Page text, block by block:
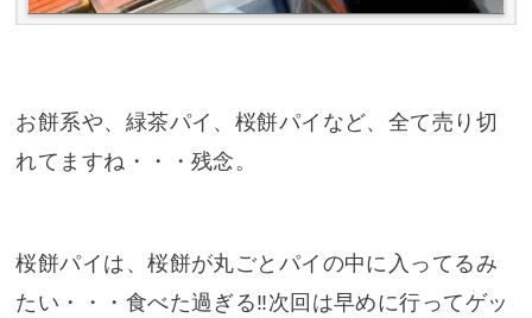
お餅系や、緑茶パイ、桜餅パイなど、全て売り切
れてますね・・・残念。
桜餅パイは、桜餅が丸ごとパイの中に入ってるみ
たい・・・食べた過ぎる‼次回は早めに行ってゲッ